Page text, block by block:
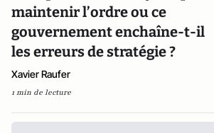
maintenir l’ordre ou ce
gouvernement enchaîne-t-il
les erreurs de stratégie ?
Xavier Raufer
1 min de lecture